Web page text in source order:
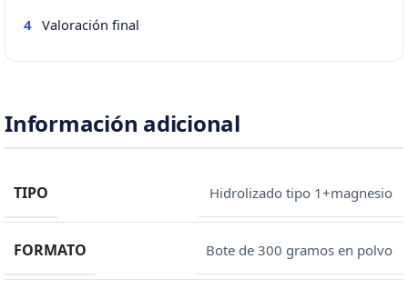
4 Valoración final
Información adicional
TIPO Hidrolizado tipo 1+magnesio
FORMATO Bote de 300 gramos en polvo